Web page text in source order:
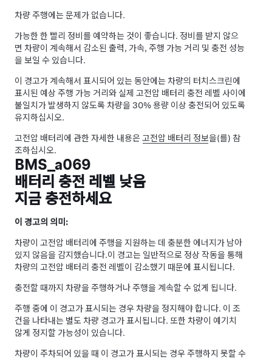
차량 주행에는 문제가 없습니다.
가능한 한 빨리 정비를 예약하는 것이 좋습니다. 정비를 받지 않으
면 차량이 계속해서 감소된 출력, 가속, 주행 가능 거리 및 충전 성능
을 보일 수 있습니다.
이 경고가 계속해서 표시되어 있는 동안에는 차량의 터치스크린에
표시된 예상 주행 가능 거리와 실제 고전압 배터리 충전 레벨 사이에
불일치가 발생하지 않도록 차량을 30% 용량 이상 충전되어 있도록
유지하십시오.
고전압 배터리에 관한 자세한 내용은고전압 배터리 정보을(를) 참
조하십시오.
BMS_a069
배터리 충전 레벨 낮음
지금 충전하세요
이 경고의 의미:
차량이 고전압 배터리에 주행을 지원하는 데 충분한 에너지가 남아
있지 않음을 감지했습니다.이 경고는 일반적으로 정상 작동을 통해
차량의 고전압 배터리 충전 레벨이 감소했기 때문에 표시됩니다.
충전할 때까지 차량을 주행하거나 주행을 계속할 수 없게 됩니다.
주행 중에 이 경고가 표시되는 경우 차량을 정지해야 합니다. 이 조
건을 나타내는 별도 차량 경고가 표시됩니다. 또한 차량이 예기치
않게 정지할 가능성이 있습니다.
차량이 주차되어 있을 때 이 경고가 표시되는 경우 주행하지 못할 수